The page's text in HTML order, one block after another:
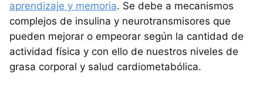
aprendizaje y memoria. Se debe a mecanismos
complejos de insulina y neurotransmisores que
pueden mejorar o empeorar según la cantidad de
actividad física y con ello de nuestros niveles de
grasa corporal y salud cardiometabólica.